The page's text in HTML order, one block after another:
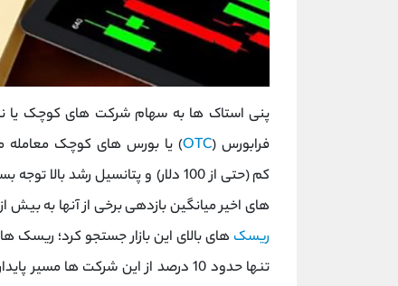
فرابورس (OTC) یا بورس ‌های کوچک معامله
کم (حتی از 100 دلار) و پتانسیل رشد
‌های اخیر میانگین بازدهی برخی از آنها به بیش از 20 درصد نیز رسیده است. با این حال، روی دیگر سکه را
ریسک ‌های بالای این بازار جستجو کرد؛ ریسک‌
تنها حدود 10 درصد از این شرکت‌ ها مسیر پایداری را طی می کنند. برای